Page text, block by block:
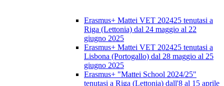
Erasmus+ Mattei VET 202425 tenutasi a
Riga (Lettonia) dal 24 maggio al 22
giugno 2025
Erasmus+ Mattei VET 202425 tenutasi a
Lisbona (Portogallo) dal 28 maggio al 25
giugno 2025
Erasmus+ "Mattei School 2024/25"
tenutasi a Riga (Lettonia) dall'8 al 15 aprile